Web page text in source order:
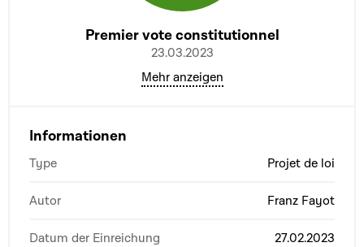
Premier vote constitutionnel
23.03.2023
Mehr anzeigen
Informationen
Type Projet de loi
Autor Franz Fayot
Datum der Einreichung 27.02.2023